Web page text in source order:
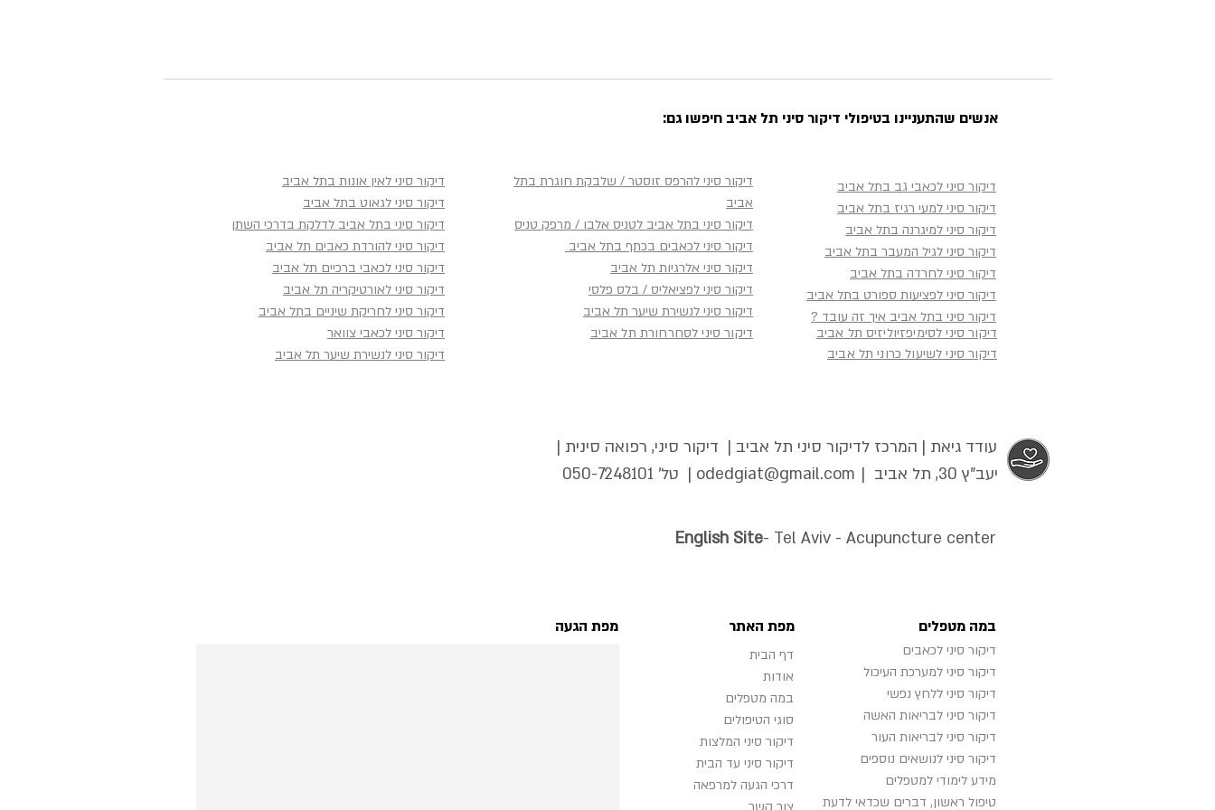
אנשים שהתעניינו בטיפולי דיקור סיני תל אביב חיפשו גם:
דיקור סיני לאין אונות בתל אביב
דיקור סיני לגאוט בתל אביב
דיקור סיני בתל אביב לדלקת בדרכי השתן
דיקור סיני להורדת כאבים תל אביב
דיקור סיני לכאבי ברכיים תל אביב
דיקור סיני לאורטיקריה תל אביב
דיקור סיני לחריקת שיניים בתל אביב
דיקור סיני לכאבי צוואר
דיקור סיני לנשירת שיער תל אביב
דיקור סיני לסחרחורת תל אביב
דיקור סיני להרפס זוסטר / שלבקת חוגרת בתל
אביב
דיקור סיני בתל אביב לטניס אלבו / מרפק טניס
דיקור סיני לכאבים בכתף​ בתל אביב
דיקור סיני אלרגיות תל אביב
דיקור סיני לפציאליס / בלס פלסי
דיקור סיני לנשירת שיער תל אביב
דיקור סיני לסימיפזיוליזיס תל אביב
דיקור סיני לכאבי גב בתל אביב
דיקור סיני למעי רגיז בתל אביב
דיקור סיני למיגרנה בתל אביב
דיקור סיני לגיל המעבר בתל אביב
דיקור סיני לחרדה בתל אביב
דיקור סיני לפציעות ספורט בתל אביב
דיקור סיני בתל אביב איך זה עובד ?
עודד גיאת | המרכז לדיקור סיני תל אביב | דיקור סיני, רפואה סינית |
יעב"ץ 30, תל אביב |
odedgiat@gmail.com | טל' 050-7248101
English Site- Tel Aviv - Acupuncture center
מפת הגעה מפת האתר
דף הבית
אודות
במה מטפלים
סוגי הטיפולים
דיקור סיני המלצות
דיקור סיני עד הבית
דרכי הגעה למרפאה
במה מטפלים
דיקור סיני לכאבים
דיקור סיני למערכת העיכול
דיקור סיני ללחץ נפשי
דיקור סיני לבריאות האשה
דיקור סיני לבריאות העור
דיקור סיני לנושאים נוספים
מידע לימודי למטפלים
טיפול ראשון, דברים שכדאי לדעת
דיקור סיני לשיעול כרוני תל אביב